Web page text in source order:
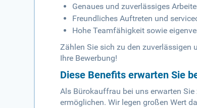
Genaues und zuverlässiges
Freundliches Auftreten und
Hohe Teamfähigkeit sowie
Zählen Sie sich zu den zuverlässigen
Ihre Bewerbung!
Diese Benefits erwarten Sie
Als Bürokauffrau bei uns erwarten
ermöglichen. Wir legen großen Wert